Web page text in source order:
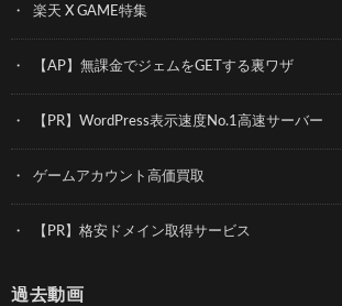
楽天 X GAME特集
【AP】無課金でジェムをGETする裏ワザ
【PR】WordPress表示速度No.1高速サーバー
ゲームアカウント高価買取
【PR】格安ドメイン取得サービス
過去動画